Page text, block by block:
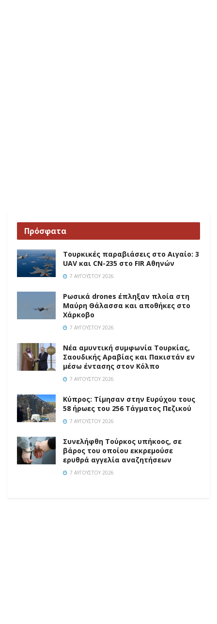
Πρόσφατα
Τουρκικές παραβιάσεις στο Αιγαίο: 3
UAV και CN-235 στο FIR Αθηνών
7 ΑΥΓΟΎΣΤΟΥ 2026
Ρωσικά drones έπληξαν πλοία στη
Μαύρη Θάλασσα και αποθήκες στο
Χάρκοβο
7 ΑΥΓΟΎΣΤΟΥ 2026
Νέα αμυντική συμφωνία Τουρκίας,
Σαουδικής Αραβίας και Πακιστάν εν
μέσω έντασης στον Κόλπο
7 ΑΥΓΟΎΣΤΟΥ 2026
Κύπρος: Τίμησαν στην Ευρύχου τους
58 ήρωες του 256 Τάγματος Πεζικού
7 ΑΥΓΟΎΣΤΟΥ 2026
Συνελήφθη Τούρκος υπήκοος, σε
βάρος του οποίου εκκρεμούσε
ερυθρά αγγελία αναζητήσεων
7 ΑΥΓΟΎΣΤΟΥ 2026